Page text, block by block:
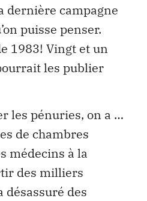
dernière campagne
puisse penser.
1983! Vingt et un
les publier
les pénuries, on a …
de chambres
médecins à la
des milliers
désassuré des